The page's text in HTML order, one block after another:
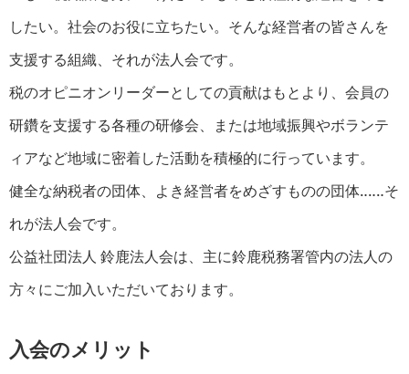
したい。社会のお役に立ちたい。そんな経営者の皆さんを
支援する組織、それが法人会です。
税のオピニオンリーダーとしての貢献はもとより、会員の
研鑽を支援する各種の研修会、または地域振興やボランテ
ィアなど地域に密着した活動を積極的に行っています。
健全な納税者の団体、よき経営者をめざすものの団体‥‥‥そ
れが法人会です。
公益社団法人 鈴鹿法人会は、主に鈴鹿税務署管内の法人の
方々にご加入いただいております。
入会のメリット